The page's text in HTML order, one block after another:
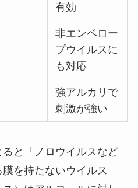
有効
非エンベロー
プウイルスに
も対応
強アルカリで
刺激が強い
と「ノロウイルスなど
を持たないウイルス